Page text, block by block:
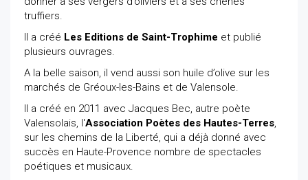
truffiers.
Il a créé Les Editions de Saint-Trophime et publié
plusieurs ouvrages.
A la belle saison, il vend aussi son huile d’olive sur les
marchés de Gréoux-les-Bains et de Valensole.
Il a créé en 2011 avec Jacques Bec, autre poète
Valensolais, l'Association Poètes des Hautes-Terres,
sur les chemins de la Liberté, qui a déjà donné avec
succès en Haute-Provence nombre de spectacles
poétiques et musicaux.